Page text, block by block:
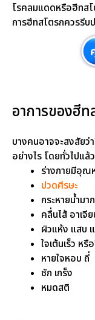
โรคลมแดดหรือฮีทสโ
การฮีทสโตรกควรรี
อาการของฮี
บางคนอาจจะสงสัยว่
อย่างไร โดยทั่วไปแ
ร่างกายมีอุณ
ปวดศีรษะ
กระหายน้ำมาก
คลื่นไส้ อาเจี
ผิวแห้ง แสบ
ใจเต้นเร็ว หรื
หายใจหอบ ถี่
ชัก เกร็ง
หมดสติ